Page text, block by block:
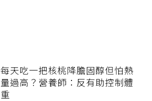
每天吃一把核桃降膽固醇但怕熱
量過高？營養師：反有助控制體
重